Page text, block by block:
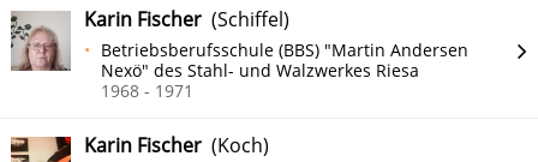
Karin Fischer (Schiffel)
Betriebsberufsschule (BBS) "Martin Andersen
Nexö" des Stahl- und Walzwerkes Riesa
1968 - 1971
Karin Fischer (Koch)